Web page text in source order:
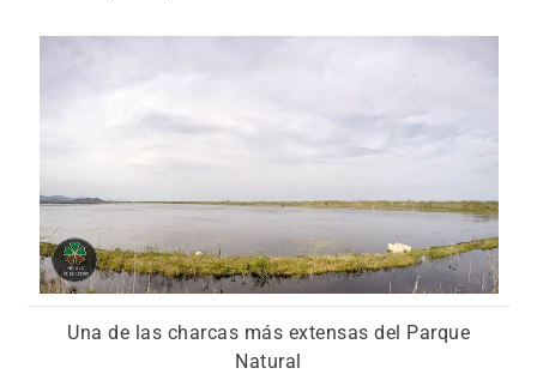
Una de las charcas más extensas del Parque
Natural